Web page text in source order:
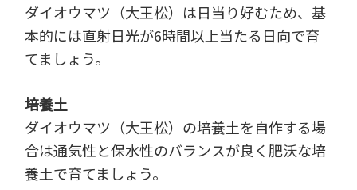
ダイオウマツ（大王松）は日当り好むため、基
本的には直射日光が6時間以上当たる日向で育
てましょう。
培養土
ダイオウマツ（大王松）の培養土を自作する場
合は通気性と保水性のバランスが良く肥沃な培
養土で育てましょう。